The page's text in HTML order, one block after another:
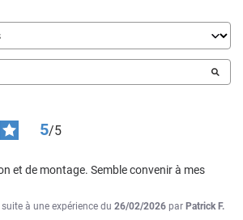
5/5
et de montage. Semble convenir à mes
suite à une expérience du 26/02/2026 par Patrick F.